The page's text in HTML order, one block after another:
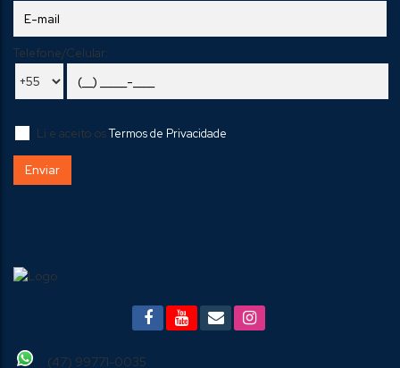
Telefone/Celular:
Li e aceito osTermos de Privacidade
(47) 99771-0035